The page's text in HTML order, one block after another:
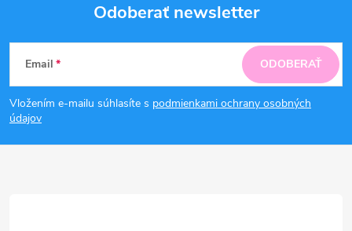
Z
á
p
Odoberať newsletter
Email
Vložením e-mailu súhlasíte s podmienkami ochrany osobných
údajov
ODOBERAŤ